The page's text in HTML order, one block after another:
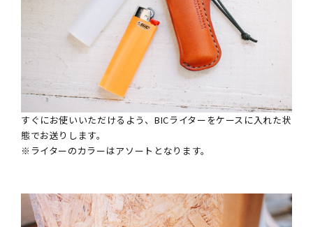
その他
すぐにお使いいただけるよう、BICライターをケースに入れた状
態でお送りします。
※ライターのカラーはアソートとなります。